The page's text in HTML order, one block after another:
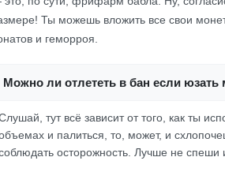
Ты можешь вложить все свои
и геморроя.
Можно ли отлететь в бан если юзать
тут всё зависит от того, как ты
и палиться, то, может, и
осторожность. Лучше не спеши